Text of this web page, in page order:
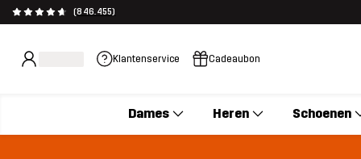
(846.455)
Klantenservice Cadeaubon
Dames Heren Schoenen